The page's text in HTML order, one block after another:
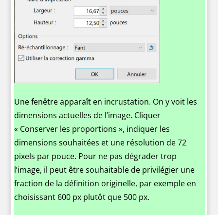
Une fenêtre apparaît en incrustation. On y voit les
dimensions actuelles de l’image. Cliquer
« Conserver les proportions », indiquer les
dimensions souhaitées et une résolution de 72
pixels par pouce. Pour ne pas dégrader trop
l’image, il peut être souhaitable de privilégier une
fraction de la définition originelle, par exemple en
choisissant 600 px plutôt que 500 px.